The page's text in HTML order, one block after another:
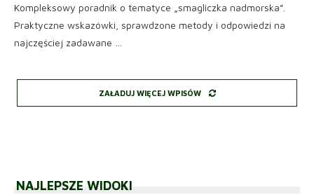
Kompleksowy poradnik o tematyce „smagliczka nadmorska”.
Praktyczne wskazówki, sprawdzone metody i odpowiedzi na
najczęściej zadawane …
ZAŁADUJ WIĘCEJ WPISÓW
NAJLEPSZE WIDOKI